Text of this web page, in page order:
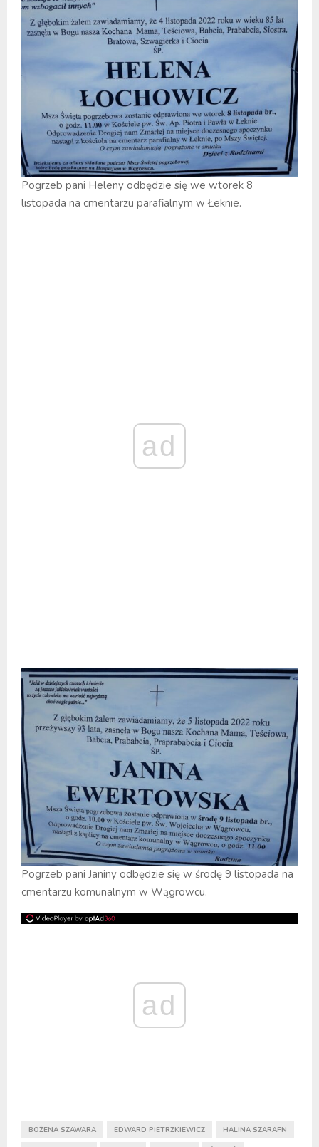
Pogrzeb pani Heleny odbędzie się we wtorek 8
listopada na cmentarzu parafialnym w Łeknie.
ad
Pogrzeb pani Janiny odbędzie się w środę 9 listopada na
cmentarzu komunalnym w Wągrowcu.
ad
BOŻENA SZAWARA EDWARD PIETRZKIEWICZ HALINA SZARAFN